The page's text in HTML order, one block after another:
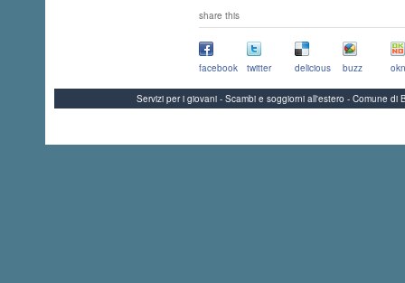
share this
facebook twitter delicious buzz
Servizi per i giovani - Scambi e soggiorni all'estero - Comune